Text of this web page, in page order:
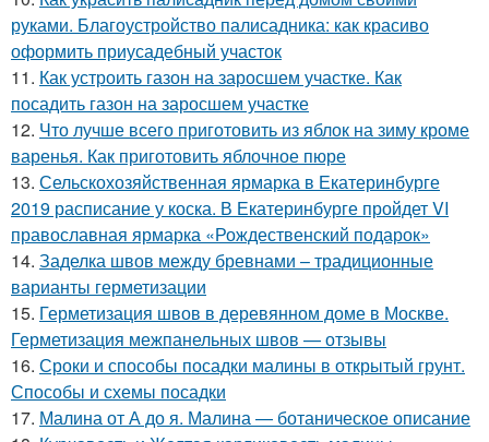
руками. Благоустройство палисадника: как красиво
оформить приусадебный участок
11. Как устроить газон на заросшем участке. Как
посадить газон на заросшем участке
12. Что лучше всего приготовить из яблок на зиму кроме
варенья. Как приготовить яблочное пюре
13. Сельскохозяйственная ярмарка в Екатеринбурге
2019 расписание у коска. В Екатеринбурге пройдет VI
православная ярмарка «Рождественский подарок»
14. Заделка швов между бревнами – традиционные
варианты герметизации
15. Герметизация швов в деревянном доме в Москве.
Герметизация межпанельных швов — отзывы
16. Сроки и способы посадки малины в открытый грунт.
Способы и схемы посадки
17. Малина от А до я. Малина — ботаническое описание